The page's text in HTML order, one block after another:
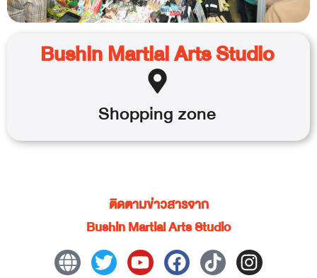
Bushin Martial Arts Studio
Shoppingzone
ติดตามข่าวสารจาก
Bushin Martial Arts Studio